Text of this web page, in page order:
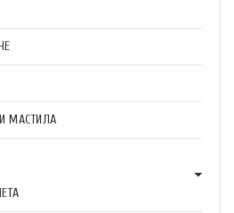
МАСТИЛА